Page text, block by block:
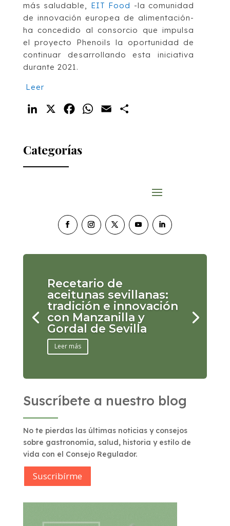
más saludable, EIT Food -la comunidad
de innovación europea de alimentación-
ha concedido al consorcio que impulsa
el proyecto Phenoils la oportunidad de
continuar desarrollando esta iniciativa
durante 2021.
Leer
LinkedIn FacebookWhatsApp
Email
Categorías
Recetario de
aceitunas sevillanas:
tradición e innovación
con Manzanilla y
Gordal de Sevilla
Leer más
Suscríbete a nuestro blog
No te pierdas las últimas noticias y consejos
sobre gastronomía, salud, historia y estilo de
vida con el Consejo Regulador.
Suscribírme